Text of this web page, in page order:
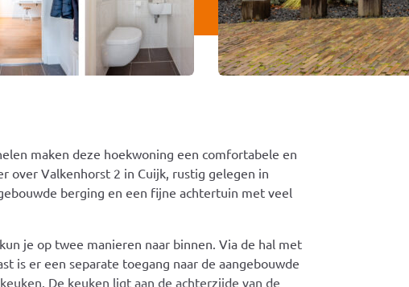
maken deze hoekwoning een comfortabele en
over Valkenhorst 2 in Cuijk, rustig gelegen in
berging en een fijne achtertuin met veel
je op twee manieren naar binnen. Via de hal met
is er een separate toegang naar de aangebouwde
De keuken ligt aan de achterzijde van de